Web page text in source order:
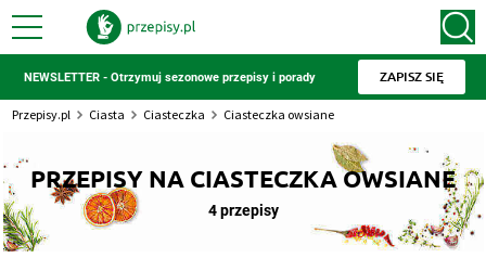
NEWSLETTER - Otrzymuj sezonowe przepisy i porady ZAPISZ SIĘ
Przepisy.pl Ciasta Ciasteczka Ciasteczka owsiane
PRZEPISY NA CIASTECZKA OWSIANE
4 przepisy